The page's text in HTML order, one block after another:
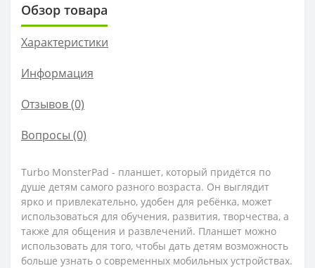
Обзор товара
Характеристики
Информация
Отзывов (0)
Вопросы (0)
Turbo MonsterPad - планшет, который придётся по
душе детям самого разного возраста. Он выглядит
ярко и привлекательно, удобен для ребёнка, может
использоваться для обучения, развития, творчества, а
также для общения и развлечений. Планшет можно
использовать для того, чтобы дать детям возможность
больше узнать о современных мобильных устройствах.